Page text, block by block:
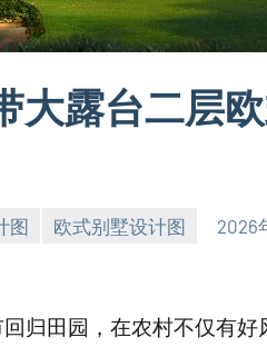
大露台二层
图 欧式别墅设计图 2026
归田园，在农村不仅有